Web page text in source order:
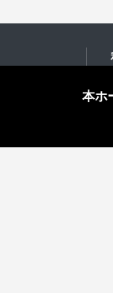
本ホ